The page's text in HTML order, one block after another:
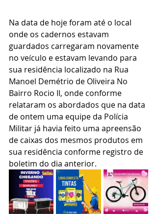
Na data de hoje foram até o local
onde os cadernos estavam
guardados carregaram novamente
no veículo e estavam levando para
sua residência localizado na Rua
Manoel Demétrio de Oliveira No
Bairro Rocio II, onde conforme
relataram os abordados que na data
de ontem uma equipe da Polícia
Militar já havia feito uma apreensão
de caixas dos mesmos produtos em
sua residência conforme registro de
boletim do dia anterior.